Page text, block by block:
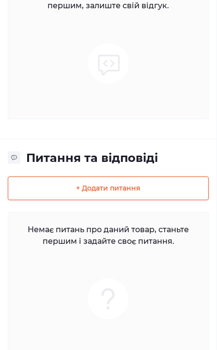
першим, залиште свій відгук.
Питання та відповіді
+ Додати питання
Немає питань про даний товар, станьте
першим і задайте своє питання.